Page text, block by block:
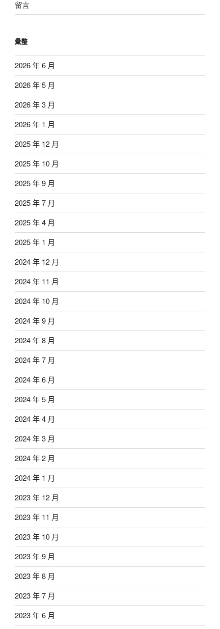
留言
彙整
2026 年 6 月
2026 年 5 月
2026 年 3 月
2026 年 1 月
2025 年 12 月
2025 年 10 月
2025 年 9 月
2025 年 7 月
2025 年 4 月
2025 年 1 月
2024 年 12 月
2024 年 11 月
2024 年 10 月
2024 年 9 月
2024 年 8 月
2024 年 7 月
2024 年 6 月
2024 年 5 月
2024 年 4 月
2024 年 3 月
2024 年 2 月
2024 年 1 月
2023 年 12 月
2023 年 11 月
2023 年 10 月
2023 年 9 月
2023 年 8 月
2023 年 7 月
2023 年 6 月